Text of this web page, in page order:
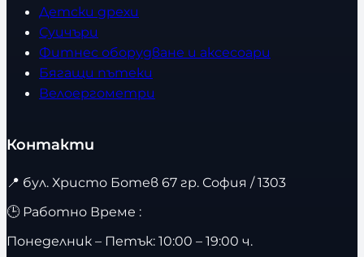
Детски дрехи
Суичъри
Фитнес оборудване и аксесоари
Бягащи пътеки
Велоергометри
Контакти
📍 бул. Христо Ботев 67 гр. София / 1303
🕒 Работно Време :
Понеделник – Петък: 10:00 – 19:00 ч.